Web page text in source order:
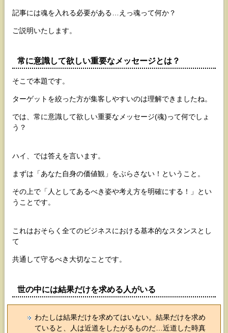
記事には魂を入れる必要がある…えっ魂って何か？
ご説明いたします。
常に意識して欲しい重要なメッセージとは？
そこで本題です。
ターゲットを絞った方が集客しやすいのは理解できましたね。
では、常に意識して欲しい重要なメッセージ(魂)って何でしょ
う？
ハイ、では答えを言います。
まずは「あなた自身の価値観」をぶらさない！ということ。
その上で「人としてあるべき姿や考え方を明確にする！」とい
うことです。
これはおそらく全てのビジネスにおける基本的なスタンスとし
て
共通して守るべき大切なことです。
世の中には結果だけを求める人がいる
わたしは結果だけを求めてはいない。結果だけを求め
ていると、人は近道をしたがるものだ…近道した時真